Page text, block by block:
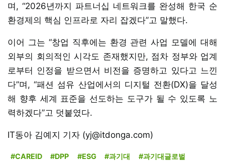
며, “2026년까지 파트너십 네트워크를 완성해 한국 순
환경제의 핵심 인프라로 자리 잡겠다”고 말했다.
이어 그는 “창업 직후에는 환경 관련 사업 모델에 대해
외부의 회의적인 시각도 존재했지만, 점차 정부와 업계
로부터 인정을 받으면서 비전을 증명하고 있다고 느낀
다”며, “패션 섬유 산업에서의 디지털 전환(DX)을 달성
해 향후 세계 표준을 선도하는 도구가 될 수 있도록 노
력하겠다”고 덧붙였다.
IT동아 김예지 기자 (yj@itdonga.com)
#CAREID #DPP #ESG #과기대
#과기대글로벌